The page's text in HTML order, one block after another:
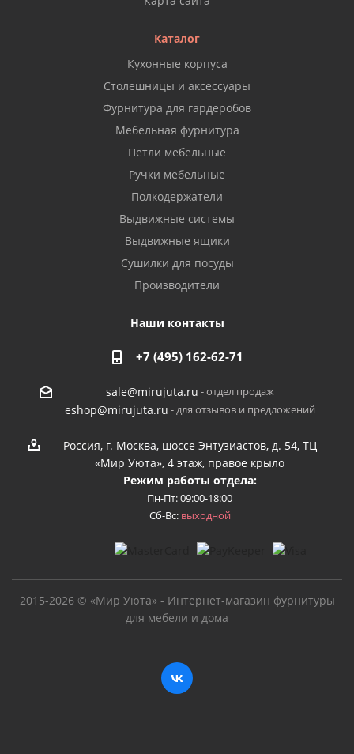
Каталог
Кухонные корпуса
Столешницы и аксессуары
Фурнитура для гардеробов
Мебельная фурнитура
Петли мебельные
Ручки мебельные
Полкодержатели
Выдвижные системы
Выдвижные ящики
Сушилки для посуды
Производители
Наши контакты
+7 (495) 162-62-71
sale@mirujuta.ru - отдел продаж
eshop@mirujuta.ru - для отзывов и предложений
Россия, г. Москва, шоссе Энтузиастов, д. 54, ТЦ
«Мир Уюта», 4 этаж, правое крыло
Режим работы отдела:
Пн-Пт: 09:00-18:00
Сб-Вс: выходной
2015-2026 © «Мир Уюта» - Интернет-магазин фурнитуры
для мебели и дома